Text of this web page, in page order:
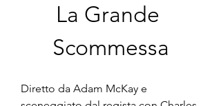
La Grande
Scommessa
Diretto da Adam McKay e